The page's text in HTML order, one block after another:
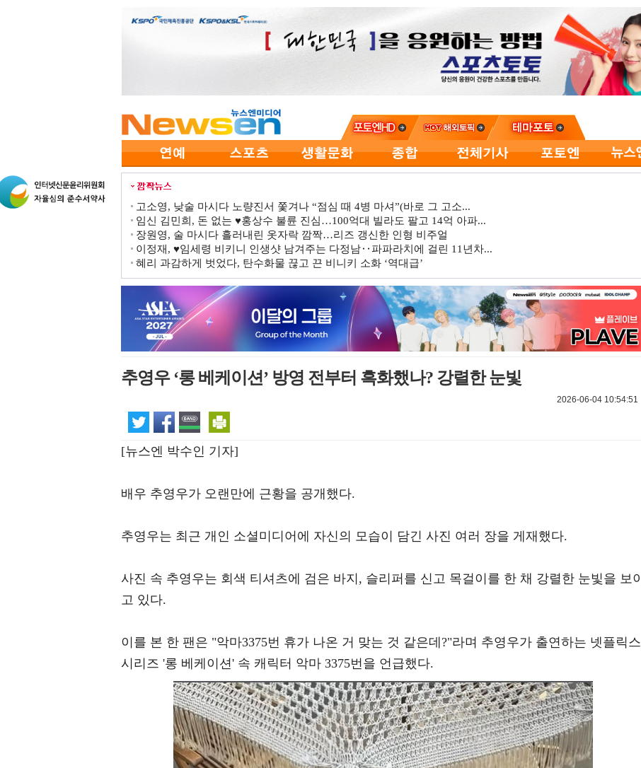
고소영, 낮술 마시다 노량진서 쫓겨나 “점심 때 4병 마셔”(바로 그 고소...
임신 김민희, 돈 없는 ♥홍상수 불륜 진심…100억대 빌라도 팔고 14억 아파...
장원영, 술 마시다 흘러내린 옷자락 깜짝…리즈 갱신한 인형 비주얼
이정재, ♥임세령 비키니 인생샷 남겨주는 다정남‥파파라치에 걸린 11년차...
혜리 과감하게 벗었다, 탄수화물 끊고 끈 비니키 소화 ‘역대급’
추영우 ‘롱 베케이션’ 방영 전부터 흑화했나? 강렬한 눈빛
2026-06-04 10:54:51
[뉴스엔 박수인 기자]
배우 추영우가 오랜만에 근황을 공개했다.
추영우는 최근 개인 소셜미디어에 자신의 모습이 담긴 사진 여러 장을 게재했다.
사진 속 추영우는 회색 티셔츠에 검은 바지, 슬리퍼를 신고 목걸이를 한 채 강렬한 눈빛을 보이
고 있다.
이를 본 한 팬은 "악마3375번 휴가 나온 거 맞는 것 같은데?"라며 추영우가 출연하는 넷플릭스
시리즈 '롱 베케이션' 속 캐릭터 악마 3375번을 언급했다.